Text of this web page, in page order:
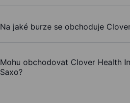
Na jaké burze se obchoduje
Mohu obchodovat Clover Health
Saxo?